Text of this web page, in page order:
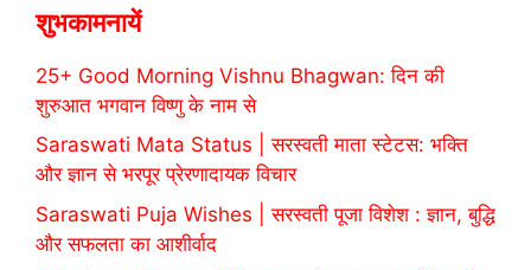
शुभकामनायें
25+ Good Morning Vishnu Bhagwan: दिन की
शुरुआत भगवान विष्णु के नाम से
Saraswati Mata Status | सरस्वती माता स्टेटस: भक्ति
और ज्ञान से भरपूर प्रेरणादायक विचार
Saraswati Puja Wishes | सरस्वती पूजा विशेश : ज्ञान, बुद्धि
और सफलता का आशीर्वाद